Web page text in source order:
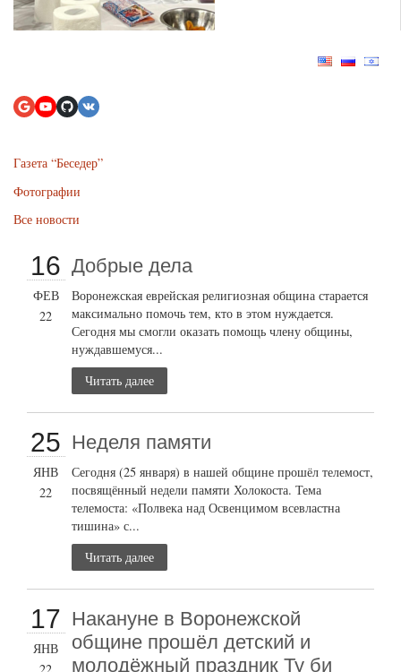
Газета “Беседер”
Фотографии
Все новости
16
ФЕВ
22
Добрые дела
Воронежская еврейская религиозная община старается
максимально помочь тем, кто в этом нуждается.
Сегодня мы смогли оказать помощь члену общины,
нуждавшемуся...
Читать далее
25
ЯНВ
22
Неделя памяти
Сегодня (25 января) в нашей общине прошёл телемост,
посвящённый недели памяти Холокоста. Тема
телемоста: «Полвека над Освенцимом всевластна
тишина» с...
Читать далее
17
ЯНВ
Накануне в Воронежской
общине прошёл детский и
молодёжный праздник Ту би